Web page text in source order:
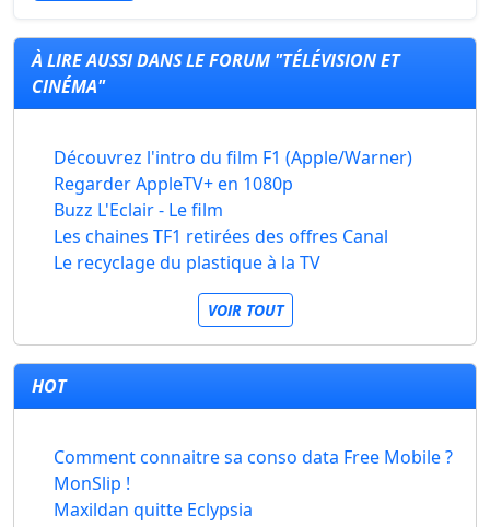
À LIRE AUSSI DANS LE FORUM "TÉLÉVISION ET
CINÉMA"
Découvrez l'intro du film F1 (Apple/Warner)
Regarder AppleTV+ en 1080p
Buzz L'Eclair - Le film
Les chaines TF1 retirées des offres Canal
Le recyclage du plastique à la TV
VOIR TOUT
HOT
Comment connaitre sa conso data Free Mobile ?
MonSlip !
Maxildan quitte Eclypsia